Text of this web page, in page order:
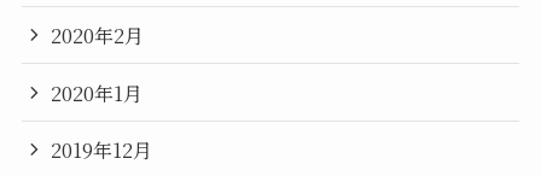
2020年2月
2020年1月
2019年12月